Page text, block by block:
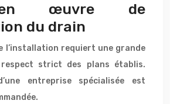
œuvre de
du drain
l’installation requiert une grande
strict des plans établis.
entreprise spécialisée est